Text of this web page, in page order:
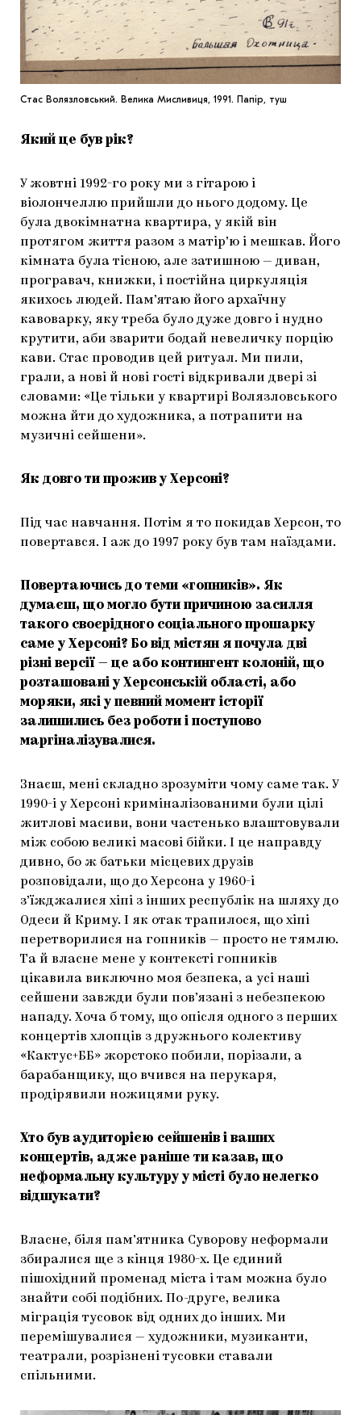
Стас Волязловський. Велика Мисливиця, 1991. Папір, туш
Який це був рік?
У жовтні 1992-го року ми з гітарою і
віолончеллю прийшли до нього додому. Це
була двокімнатна квартира, у якій він
протягом життя разом з матір’ю і мешкав. Його
кімната була тісною, але затишною — диван,
програвач, книжки, і постійна циркуляція
якихось людей. Пам’ятаю його архаїчну
кавоварку, яку треба було дуже довго і нудно
крутити, аби зварити бодай невеличку порцію
кави. Стас проводив цей ритуал. Ми пили,
грали, а нові й нові гості відкривали двері зі
словами: «Це тільки у квартирі Волязловського
можна йти до художника, а потрапити на
музичні сейшени».
Як довго ти прожив у Херсоні?
Під час навчання. Потім я то покидав Херсон, то
повертався. І аж до 1997 року був там наїздами.
Повертаючись до теми «гопників». Як
думаєш, що могло бути причиною засилля
такого своєрідного соціального прошарку
саме у Херсоні? Бо від містян я почула дві
різні версії — це або контингент колоній, що
розташовані у Херсонській області, або
моряки, які у певний момент історії
залишились без роботи і поступово
маргіналізувалися.
Знаєш, мені складно зрозуміти чому саме так. У
1990-і у Херсоні криміналізованими були цілі
житлові масиви, вони частенько влаштовували
між собою великі масові бійки. І це направду
дивно, бо ж батьки місцевих друзів
розповідали, що до Херсона у 1960-і
з’їжджалися хіпі з інших республік на шляху до
Одеси й Криму. І як отак трапилося, що хіпі
перетворилися на гопників — просто не тямлю.
Та й власне мене у контексті гопників
цікавила виключно моя безпека, а усі наші
сейшени завжди були пов’язані з небезпекою
нападу. Хоча б тому, що опісля одного з перших
концертів хлопців з дружнього колективу
«Кактус+ББ» жорстоко побили, порізали, а
барабанщику, що вчився на перукаря,
продірявили ножицями руку.
Хто був аудиторією сейшенів і ваших
концертів, адже раніше ти казав, що
неформальну культуру у місті було нелегко
відшукати?
Власне, біля пам’ятника Суворову неформали
збиралися ще з кінця 1980-х. Це єдиний
пішохідний променад міста і там можна було
знайти собі подібних. По-друге, велика
міграція тусовок від одних до інших. Ми
перемішувалися — художники, музиканти,
театрали, розрізнені тусовки ставали
спільними.